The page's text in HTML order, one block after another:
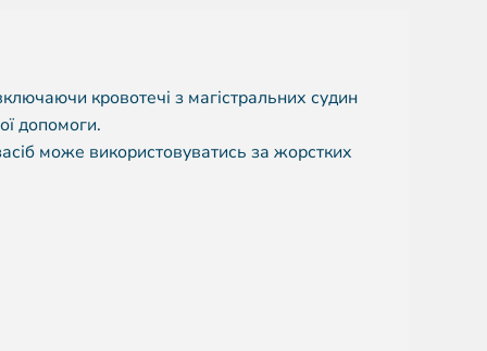
кровотечі з магістральних судин
допомоги.
може використовуватись за жорстких